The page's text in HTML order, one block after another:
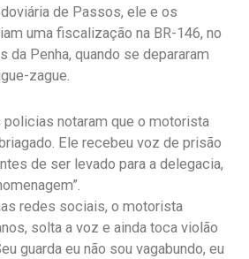
de Passos, ele e os
uma fiscalização na BR-146, no
da Penha, quando se depararam
zague.
policias notaram que o motorista
Ele recebeu voz de prisão
de ser levado para a delegacia,
redes sociais, o motorista
solta a voz e ainda toca violão
guarda eu não sou vagabundo, eu